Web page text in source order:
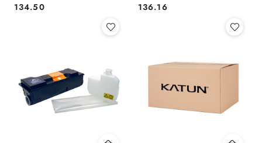
Cena:
134.50 Cena:
136.16